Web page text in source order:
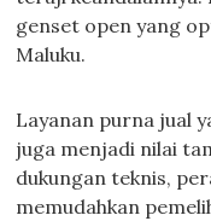
genset open yang
Maluku.
Layanan purna jual
juga menjadi nilai
dukungan teknis,
memudahkan